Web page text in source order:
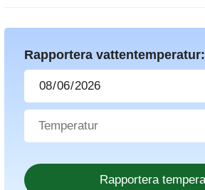
Rapportera vattentemperatur: